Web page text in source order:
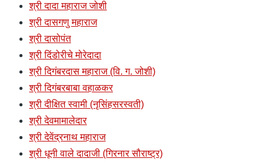
श्री दादा महाराज जोशी
श्री दासगणु महाराज
श्री दासोपंत
श्री दिंडोरीचे मोरेदादा
श्री दिगंबरदास महाराज (वि. ग. जोशी)
श्री दिगंबरबाबा वहाळकर
श्री दीक्षित स्वामी (नृसिंहसरस्वती)
श्री देवमामालेदार
श्री देवेंद्रनाथ महाराज
श्री धूनी वाले दादाजी (गिरनार सौराष्ट्र)